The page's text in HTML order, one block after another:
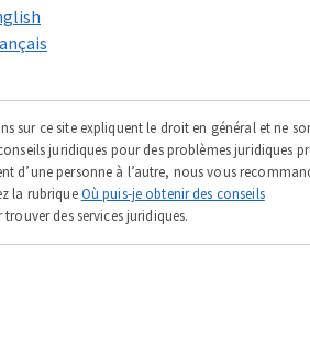
a PDF in
la version PDF
sur ce site expliquent le droit en général et ne
juridiques pour des problèmes juridiques
d’une personne à l’autre, nous vous
la rubriqueOù puis-je obtenir des conseils
trouver des services juridiques.